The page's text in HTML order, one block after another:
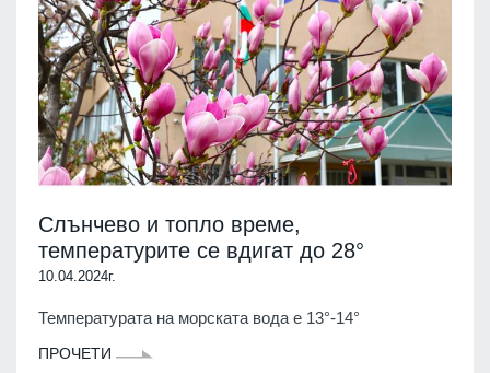
Слънчево и топло време,
температурите се вдигат до 28°
10.04.2024г.
Температурата на морската вода е 13°-14°
ПРОЧЕТИ